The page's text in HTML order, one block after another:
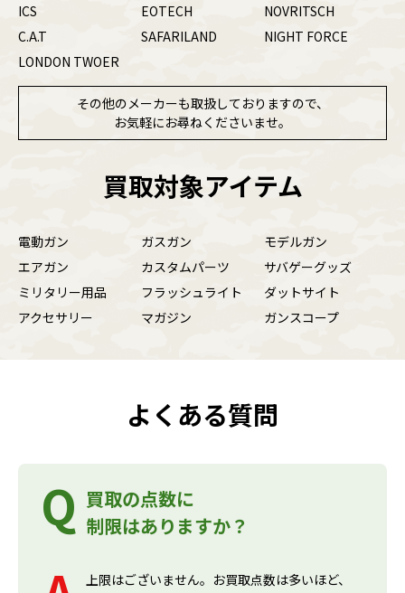
ICS
EOTECH
NOVRITSCH
C.A.T
SAFARILAND
NIGHT FORCE
LONDON TWOER
その他のメーカーも取扱しておりますので、
お気軽にお尋ねくださいませ。
買取対象アイテム
電動ガン ガスガン
モデルガン
エアガン
カスタムパーツ
サバゲーグッズ
ミリタリー用品
フラッシュライト
ダットサイト
アクセサリー
マガジン ガンスコープ
よくある質問
買取の点数に
制限はありますか？
上限はございません。お買取点数は多いほど、